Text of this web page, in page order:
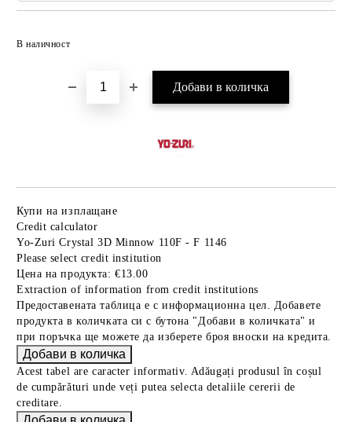
В наличност
Купи на изплащане
Credit calculator
Yo-Zuri Crystal 3D Minnow 110F - F 1146
Please select credit institution
Цена на продукта: €13.00
Extraction of information from credit institutions
Предоставената таблица е с информационна цел. Добавете
продукта в количката си с бутона "Добави в количката" и
при поръчка ще можете да изберете броя вноски на кредита.
Acest tabel are caracter informativ. Adăugați produsul în coșul
de cumpărături unde veți putea selecta detaliile cererii de
creditare.